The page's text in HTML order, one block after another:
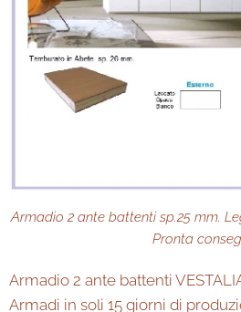
Armadio 2 ante battenti sp.25 mm.
Pronta
Armadio 2 ante battenti
Armadi in soli 15 giorni di